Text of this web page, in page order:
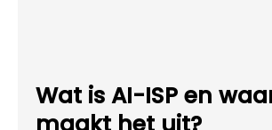
Wat is AI-ISP en